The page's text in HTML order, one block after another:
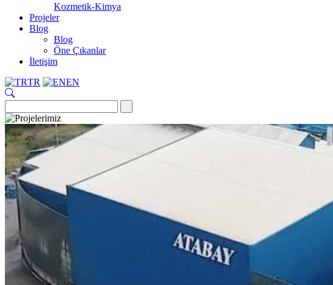
Kozmetik-Kimya
Projeler
Blog
Blog
Öne Çıkanlar
İletişim
TR
EN